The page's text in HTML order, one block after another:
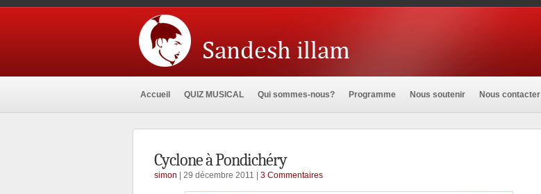
Accueil QUIZ MUSICAL Qui sommes-nous? Programme Nous soutenir Nous contacter
Cyclone à Pondichéry
simon | 29 décembre 2011 | 3 Commentaires